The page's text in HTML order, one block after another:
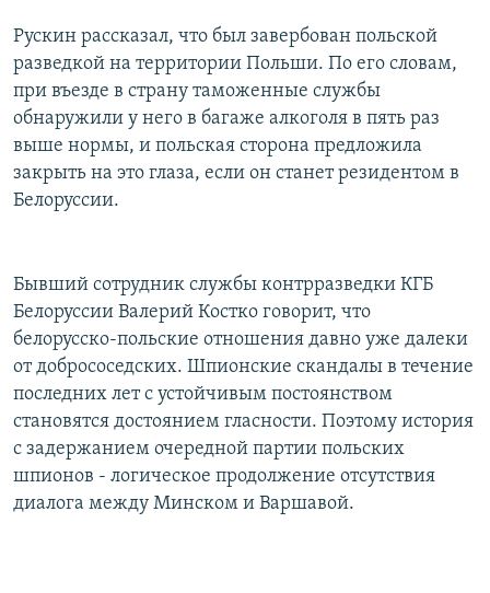
Рускин рассказал, что был завербован польской
разведкой на территории Польши. По его словам,
при въезде в страну таможенные службы
обнаружили у него в багаже алкоголя в пять раз
выше нормы, и польская сторона предложила
закрыть на это глаза, если он станет резидентом в
Белоруссии.
Бывший сотрудник службы контрразведки КГБ
Белоруссии Валерий Костко говорит, что
белорусско-польские отношения давно уже далеки
от добрососедских. Шпионские скандалы в течение
последних лет с устойчивым постоянством
становятся достоянием гласности. Поэтому история
с задержанием очередной партии польских
шпионов - логическое продолжение отсутствия
диалога между Минском и Варшавой.